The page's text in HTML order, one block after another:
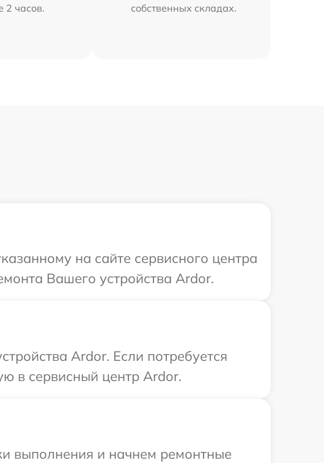
2 часов.
собственных складах.
на сайте сервисного центра
Вашего устройства Ardor.
Ardor. Если потребуется
в сервисный центр Ardor.
выполнения и начнем ремонтные